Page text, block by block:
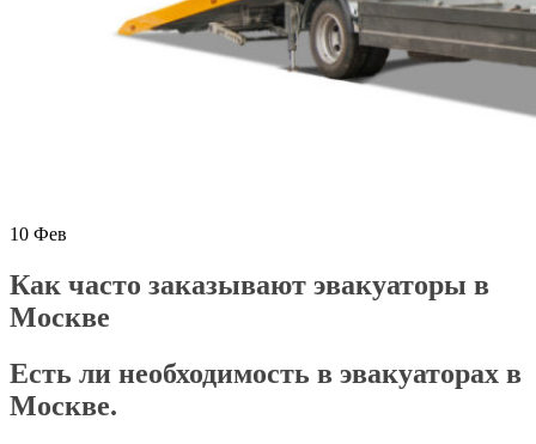
10 Фев
Как часто заказывают эвакуаторы в
Москве
Есть ли необходимость в эвакуаторах в
Москве.